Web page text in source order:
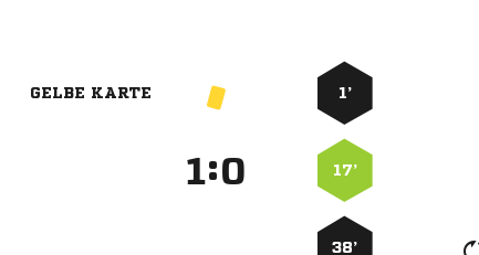
GELBE KARTE 1’
: 17’
38’